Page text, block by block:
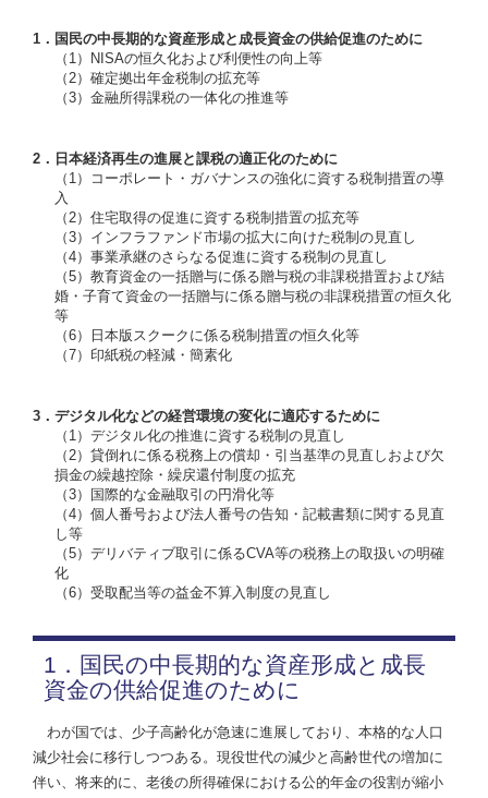
1．国民の中長期的な資産形成と成長資金の供給促進のために
（1）NISAの恒久化および利便性の向上等
（2）確定拠出年金税制の拡充等
（3）金融所得課税の一体化の推進等
2．日本経済再生の進展と課税の適正化のために
（1）コーポレート・ガバナンスの強化に資する税制措置の導
入
（2）住宅取得の促進に資する税制措置の拡充等
（3）インフラファンド市場の拡大に向けた税制の見直し
（4）事業承継のさらなる促進に資する税制の見直し
（5）教育資金の一括贈与に係る贈与税の非課税措置および結
婚・子育て資金の一括贈与に係る贈与税の非課税措置の恒久化
等
（6）日本版スクークに係る税制措置の恒久化等
（7）印紙税の軽減・簡素化
3．デジタル化などの経営環境の変化に適応するために
（1）デジタル化の推進に資する税制の見直し
（2）貸倒れに係る税務上の償却・引当基準の見直しおよび欠
損金の繰越控除・繰戻還付制度の拡充
（3）国際的な金融取引の円滑化等
（4）個人番号および法人番号の告知・記載書類に関する見直
し等
（5）デリバティブ取引に係るCVA等の税務上の取扱いの明確
化
（6）受取配当等の益金不算入制度の見直し
1．国民の中長期的な資産形成と成長
資金の供給促進のために
わが国では、少子高齢化が急速に進展しており、本格的な人口
減少社会に移行しつつある。現役世代の減少と高齢世代の増加に
伴い、将来的に、老後の所得確保における公的年金の役割が縮小